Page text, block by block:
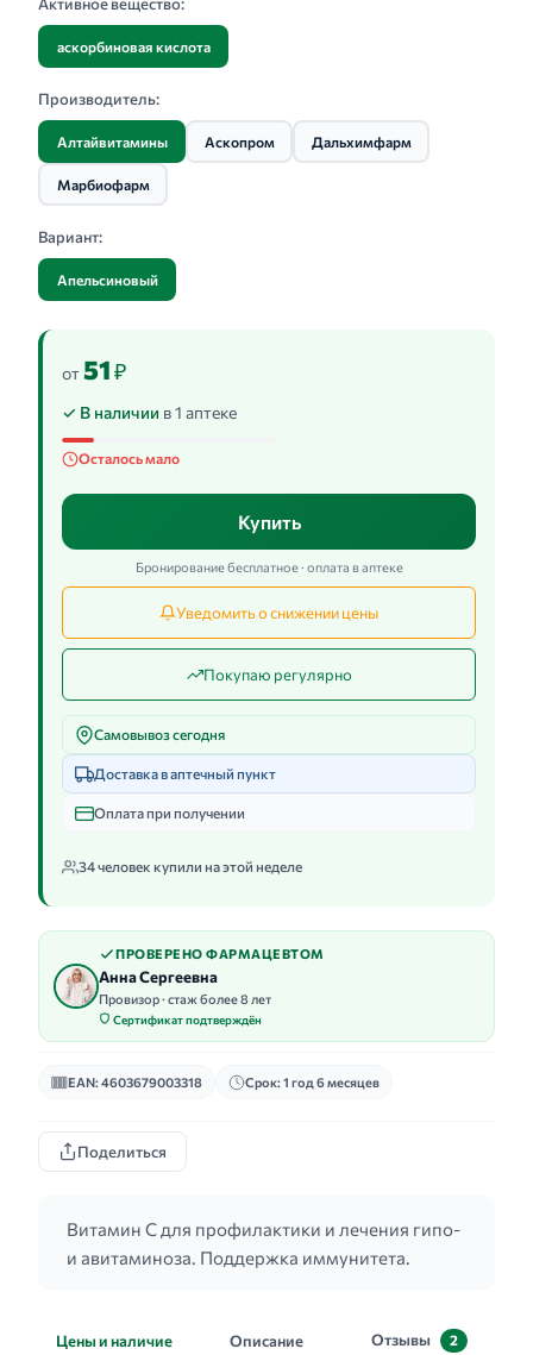
аскорбиновая кислота
Производитель:
Алтайвитамины Аскопром Дальхимфарм
Марбиофарм
Вариант:
Апельсиновый
от51₽
✓ В наличии в 1 аптеке
Осталось мало
Купить
Бронирование бесплатное · оплата в аптеке
Уведомить о снижении цены
Покупаю регулярно
Самовывоз сегодня
Доставка в аптечный пункт
Оплата при получении
34 человек купили на этой неделе
ПРОВЕРЕНО ФАРМАЦЕВТОМ
Анна Сергеевна
Провизор · стаж более 8 лет
Сертификат подтверждён
EAN: 4603679003318 Срок: 1 год 6 месяцев
Поделиться
Витамин C для профилактики и лечения гипо-
и авитаминоза. Поддержка иммунитета.
Цены и наличие Описание Отзывы 2